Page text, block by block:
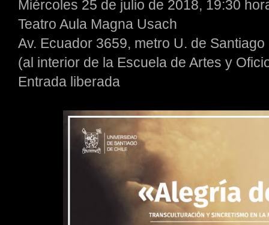
Miércoles 25 de julio de 2018, 19:30
Teatro Aula Magna Usach
Av. Ecuador 3659, metro U. de Santiago
(al interior de la Escuela de Artes y
Entrada liberada